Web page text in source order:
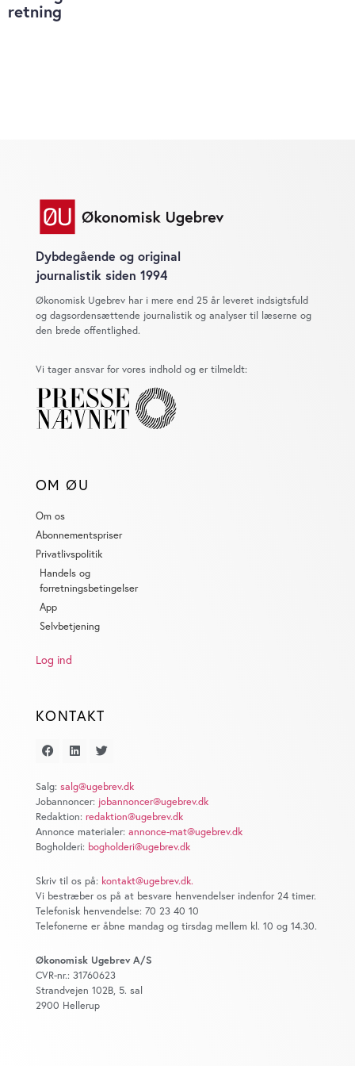
fortsætter med at anvende vores hjemmeside.
retning
Dybdegående og original
journalistik siden 1994
Økonomisk Ugebrev har i mere end 25 år leveret indsigtsfuld
og dagsordensættende journalistik og analyser til læserne og
den brede offentlighed.
Vi tager ansvar for vores indhold og er tilmeldt:
OM ØU
Om os
Abonnementspriser
Privatlivspolitik
Handels og
forretningsbetingelser
App
Selvbetjening
Log ind
KONTAKT
Salg: salg@ugebrev.dk
Jobannoncer: jobannoncer@ugebrev.dk
Redaktion: redaktion@ugebrev.dk
Annonce materialer: annonce-mat@ugebrev.dk
Bogholderi: bogholderi@ugebrev.dk
Skriv til os på: kontakt@ugebrev.dk.
Vi bestræber os på at besvare henvendelser indenfor 24 timer.
Telefonisk henvendelse: 70 23 40 10
Telefonerne er åbne mandag og tirsdag mellem kl. 10 og 14.30.
Økonomisk Ugebrev A/S
CVR-nr.: 31760623
Strandvejen 102B, 5. sal
2900 Hellerup